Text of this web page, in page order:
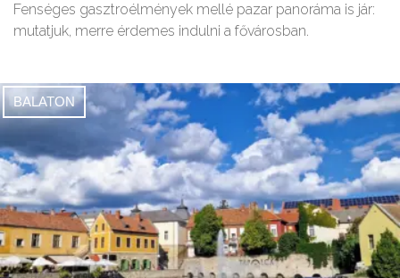
Fenséges gasztroélmények mellé pazar panoráma is jár:
mutatjuk, merre érdemes indulni a fővárosban.
BALATON